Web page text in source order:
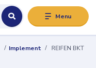
Menu
Implement
REIFEN BKT